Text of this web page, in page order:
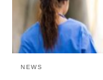
NEWS